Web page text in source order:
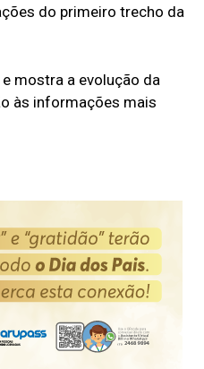
do primeiro trecho da
mostra a evolução da
às informações mais